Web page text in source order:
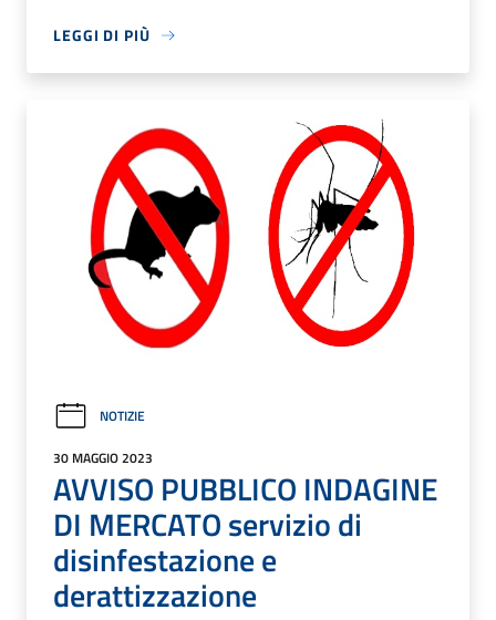
LEGGI DI PIÙ
NOTIZIE
30 MAGGIO 2023
AVVISO PUBBLICO INDAGINE
DI MERCATO servizio di
disinfestazione e
derattizzazione